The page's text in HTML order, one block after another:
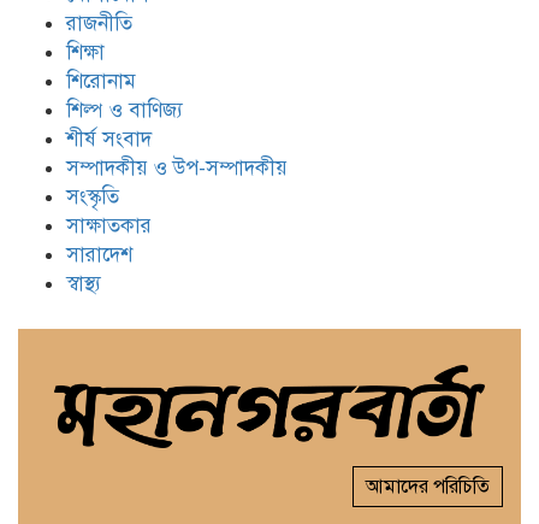
রাজনীতি
শিক্ষা
শিরোনাম
শিল্প ও বাণিজ্য
শীর্ষ সংবাদ
সম্পাদকীয় ও উপ-সম্পাদকীয়
সংস্কৃতি
সাক্ষাতকার
সারাদেশ
স্বাস্থ্য
আমাদের পরিচিতি